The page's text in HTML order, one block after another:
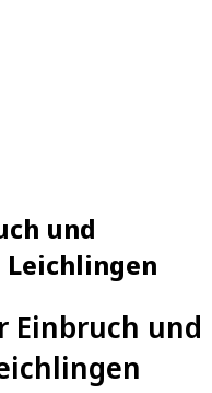
und
Einbruch und